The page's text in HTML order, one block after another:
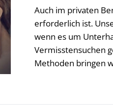
Auch im privaten
erforderlich ist.
wenn es um
Vermisstensuchen
Methoden bringen